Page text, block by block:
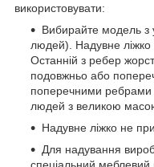
використовувати:
Вибирайте модель
людей). Надувне ліжко
Останній з ребер
подовжньо або
поперечними ребрами
людей з великою масою
Надувне ліжко не
Для надування
спеціальний меблевий